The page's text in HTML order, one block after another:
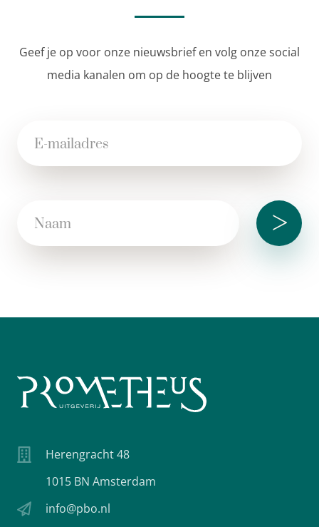
Geef je op voor onze nieuwsbrief en volg onze social
media kanalen om op de hoogte te blijven
>
Herengracht 48
1015 BN Amsterdam
info@pbo.nl